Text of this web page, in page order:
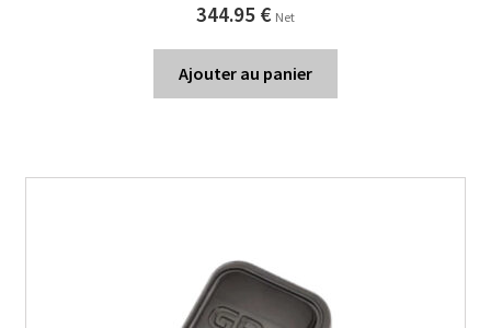
344.95 € Net
Ajouter au panier